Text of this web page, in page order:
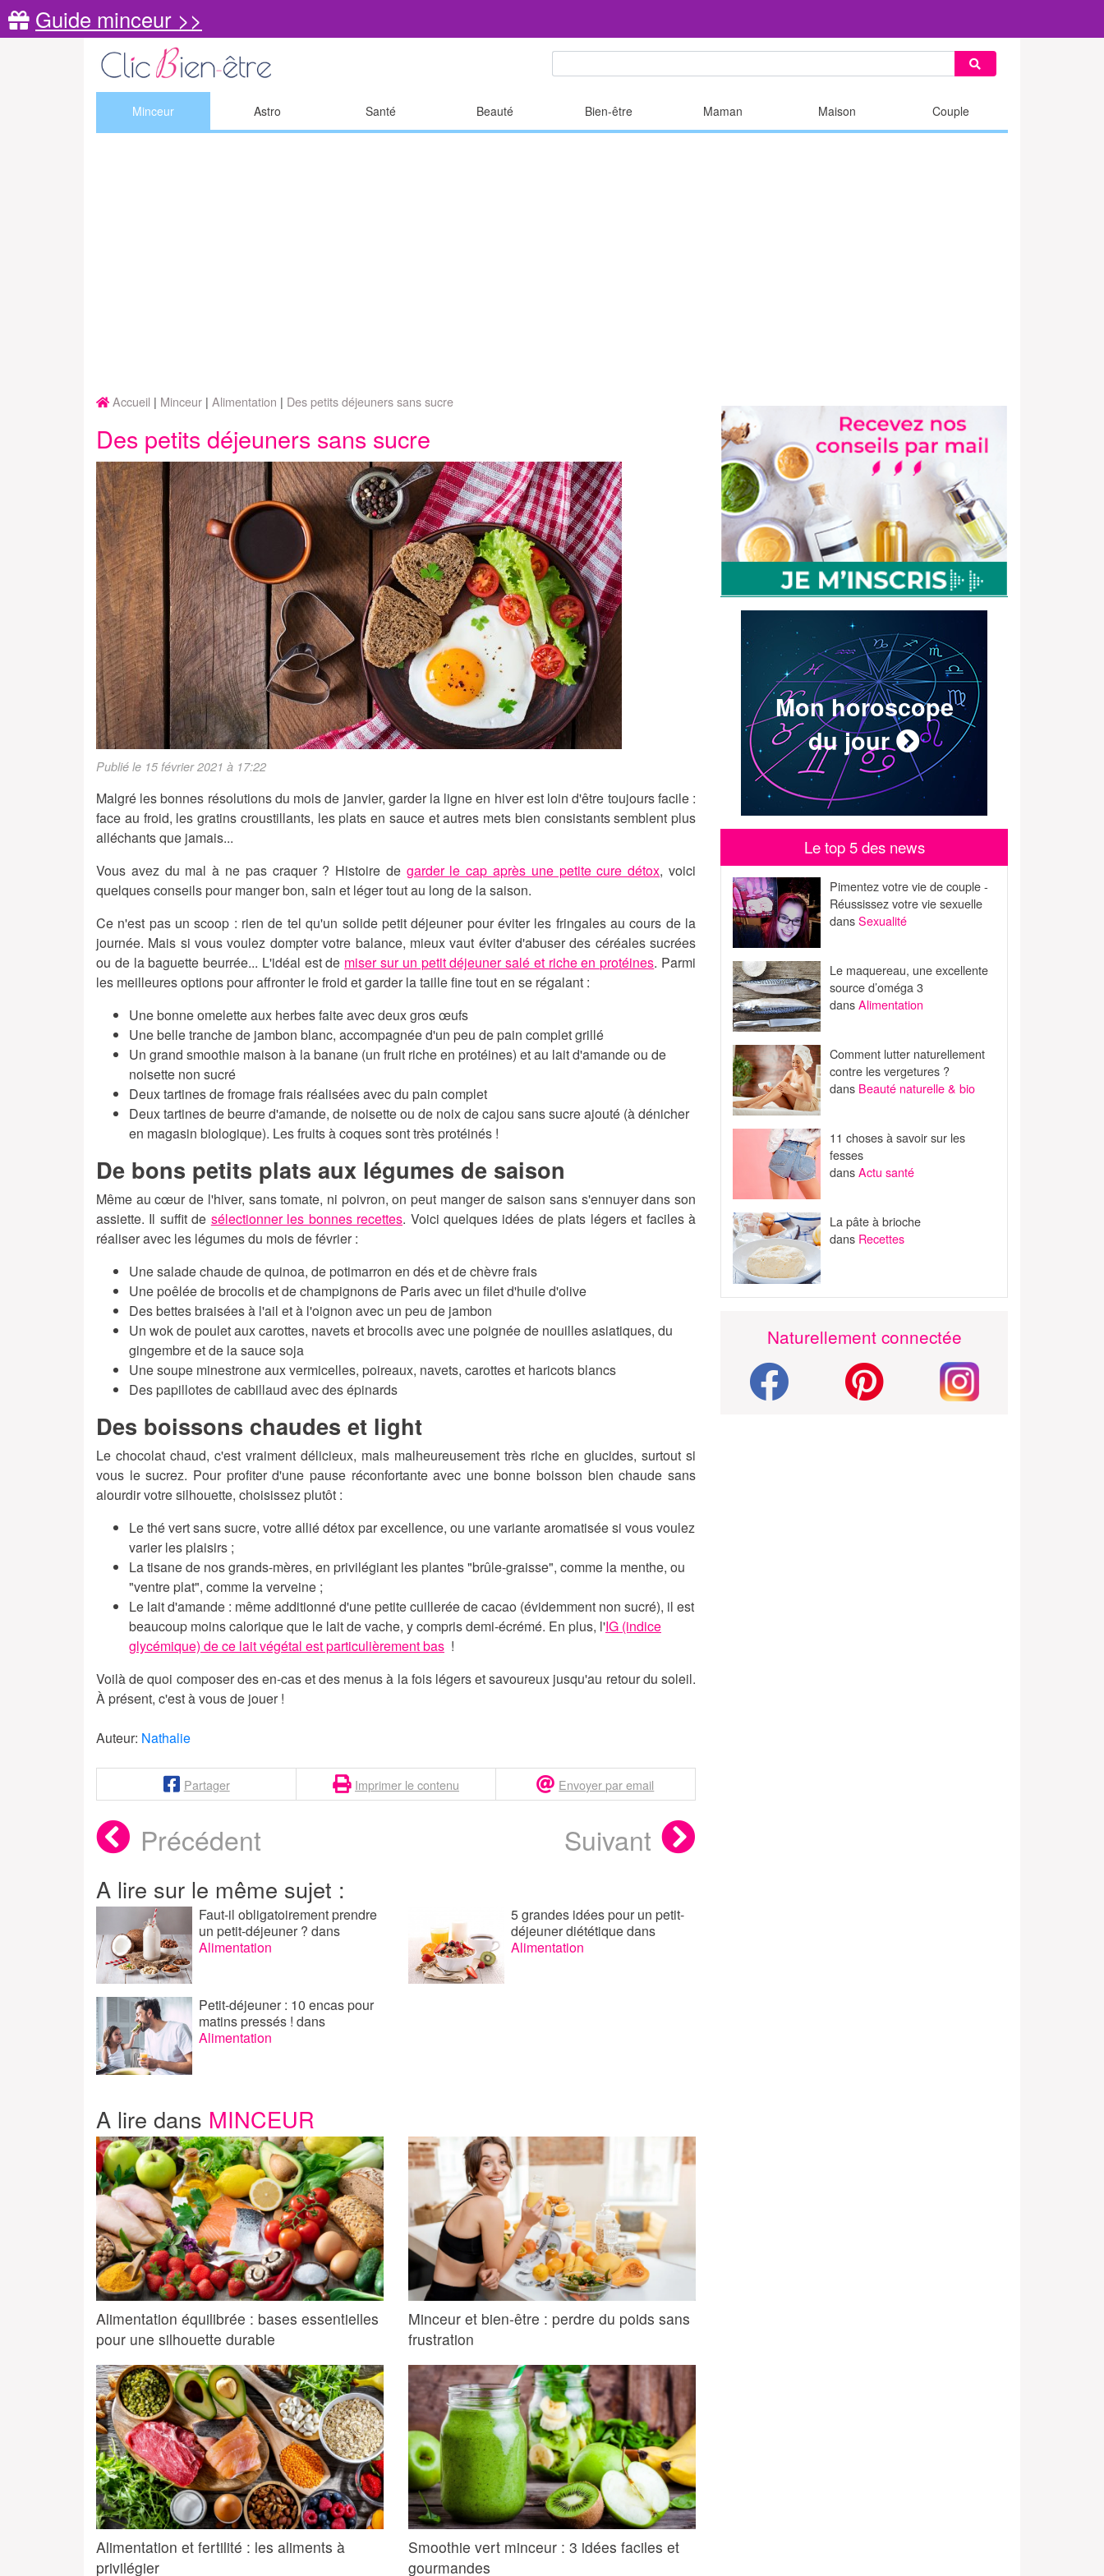
Guide minceur >>
Minceur Astro Santé Beauté Bien-être Maman Maison Couple
Accueil Minceur Alimentation Des petits déjeuners sans sucre
Des petits déjeuners sans sucre
Publié le 15 février 2021 à 17:22
Malgré les bonnes résolutions du mois de janvier, garder la ligne en hiver est loin d'être toujours facile :
face au froid, les gratins croustillants, les plats en sauce et autres mets bien consistants semblent plus
alléchants que jamais...
Vous avez du mal à ne pas craquer ? Histoire de garder le cap après une petite cure détox, voici
quelques conseils pour manger bon, sain et léger tout au long de la saison.
Ce n'est pas un scoop : rien de tel qu'un solide petit déjeuner pour éviter les fringales au cours de la
journée. Mais si vous voulez dompter votre balance, mieux vaut éviter d'abuser des céréales sucrées
ou de la baguette beurrée... L'idéal est de miser sur un petit déjeuner salé et riche en protéines. Parmi
les meilleures options pour affronter le froid et garder la taille fine tout en se régalant :
Une bonne omelette aux herbes faite avec deux gros œufs
Une belle tranche de jambon blanc, accompagnée d'un peu de pain complet grillé
Un grand smoothie maison à la banane (un fruit riche en protéines) et au lait d'amande ou de
noisette non sucré
Deux tartines de fromage frais réalisées avec du pain complet
Deux tartines de beurre d'amande, de noisette ou de noix de cajou sans sucre ajouté (à dénicher
en magasin biologique). Les fruits à coques sont très protéinés !
De bons petits plats aux légumes de saison
Même au cœur de l'hiver, sans tomate, ni poivron, on peut manger de saison sans s'ennuyer dans son
assiette. Il suffit de sélectionner les bonnes recettes. Voici quelques idées de plats légers et faciles à
réaliser avec les légumes du mois de février :
Une salade chaude de quinoa, de potimarron en dés et de chèvre frais
Une poêlée de brocolis et de champignons de Paris avec un filet d'huile d'olive
Des bettes braisées à l'ail et à l'oignon avec un peu de jambon
Un wok de poulet aux carottes, navets et brocolis avec une poignée de nouilles asiatiques, du
gingembre et de la sauce soja
Une soupe minestrone aux vermicelles, poireaux, navets, carottes et haricots blancs
Des papillotes de cabillaud avec des épinards
Des boissons chaudes et light
Le chocolat chaud, c'est vraiment délicieux, mais malheureusement très riche en glucides, surtout si
vous le sucrez. Pour profiter d'une pause réconfortante avec une bonne boisson bien chaude sans
alourdir votre silhouette, choisissez plutôt :
Le thé vert sans sucre, votre allié détox par excellence, ou une variante aromatisée si vous voulez
varier les plaisirs ;
La tisane de nos grands-mères, en privilégiant les plantes "brûle-graisse", comme la menthe, ou
"ventre plat", comme la verveine ;
Le lait d'amande : même additionné d'une petite cuillerée de cacao (évidemment non sucré), il est
beaucoup moins calorique que le lait de vache, y compris demi-écrémé. En plus, l'IG (indice
glycémique) de ce lait végétal est particulièrement bas !
Voilà de quoi composer des en-cas et des menus à la fois légers et savoureux jusqu'au retour du soleil.
À présent, c'est à vous de jouer !
Auteur: Nathalie
Partager Imprimer le contenu Envoyer par email
Précédent Suivant
A lire sur le même sujet :
Faut-il obligatoirement prendre
un petit-déjeuner ? dans
Alimentation
5 grandes idées pour un petit-
déjeuner diététiquedans
Alimentation
Petit-déjeuner : 10 encas pour
matins pressés ! dans
Alimentation
A lire dans MINCEUR
Alimentation équilibrée : bases essentielles
pour une silhouette durable
Minceur et bien-être : perdre du poids sans
frustration
Alimentation et fertilité : les aliments à
privilégier
Smoothie vert minceur : 3 idées faciles et
gourmandes
Mon horoscope
du jour
Le top 5 des news
Pimentez votre vie de couple -
Réussissez votre vie sexuelle
dansSexualité
Le maquereau, une excellente
source d’oméga 3
dansAlimentation
Comment lutter naturellement
contre les vergetures ?
dans Beauté naturelle & bio
11 choses à savoir sur les
fesses
dansActu santé
La pâte à brioche
dans Recettes
Naturellement connectée